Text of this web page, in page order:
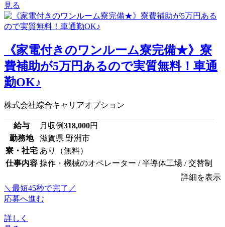
見る
《家電付きのワンルーム寮完備★》寮
費補助が5万円あるので実質無料！車通
勤OK♪
株式会社綜合キャリアオプション
給与 月収例318,000円
勤務地
滋賀県 野洲市
寮・社宅 あり（無料）
仕事内容 操作・機械のオペレーター / 半導体工場 / 交替制
詳細を表示
＼最短45秒で完了／
応募へ進む
詳しく